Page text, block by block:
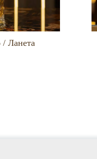
/ Ланета